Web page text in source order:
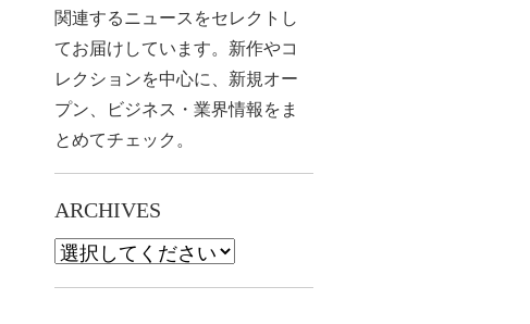
関連するニュースをセレクトし
てお届けしています。新作やコ
レクションを中心に、新規オー
プン、ビジネス・業界情報をま
とめてチェック。
ARCHIVES